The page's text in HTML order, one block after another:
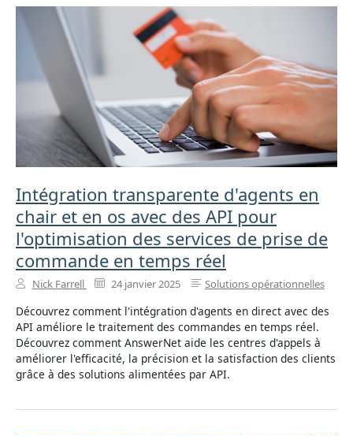
Intégration transparente d'agents en
chair et en os avec des API pour
l'optimisation des services de prise de
commande en temps réel
Nick Farrell 24 janvier 2025 Solutions opérationnelles
Découvrez comment l'intégration d'agents en direct avec des
API améliore le traitement des commandes en temps réel.
Découvrez comment AnswerNet aide les centres d'appels à
améliorer l'efficacité, la précision et la satisfaction des clients
grâce à des solutions alimentées par API.